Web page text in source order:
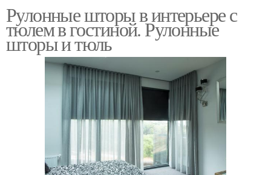
Рулонные шторы в интерьере с
тюлем в гостиной. Рулонные
шторы и тюль